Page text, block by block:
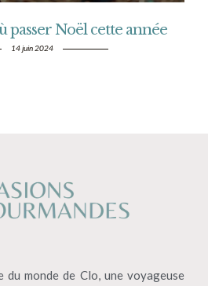
passer Noël cette année
14 juin 2024
monde de Clo, une voyageuse